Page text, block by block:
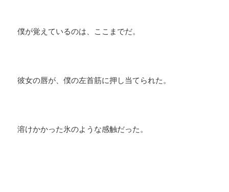
僕が覚えているのは、ここまでだ。
彼女の唇が、僕の左首筋に押し当てられた。
溶けかかった氷のような感触だった。